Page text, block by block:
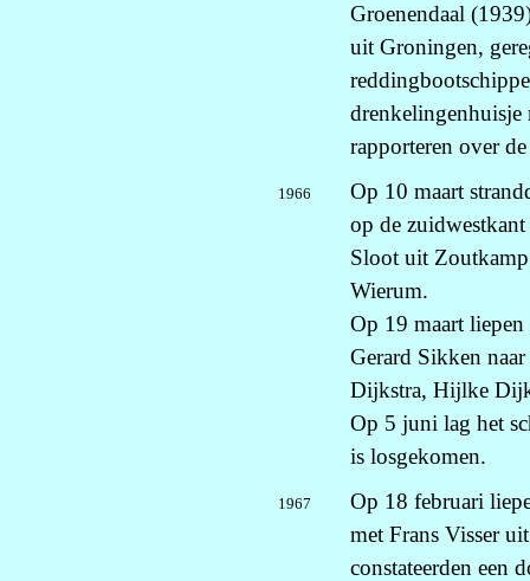
Groenendaal
uit Groningen,
drenkelingenhuisje
rapporteren over
1966
Op 10 maart
op de
Sloot uit
Wierum.
Op 19 maart
Gerard Sikken
Dijkstra, Hijlke
Op 5 juni lag het
is losgekomen.
1967
Op 18 februari
met Frans Visser
constateerden een